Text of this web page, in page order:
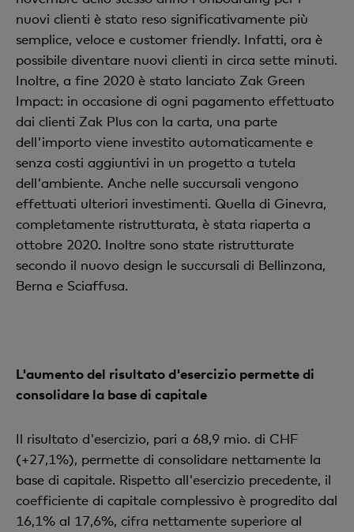
nuovi clienti è stato reso significativamente più
semplice, veloce e customer friendly. Infatti, ora è
possibile diventare nuovi clienti in circa sette minuti.
Inoltre, a fine 2020 è stato lanciato Zak Green
Impact: in occasione di ogni pagamento effettuato
dai clienti Zak Plus con la carta, una parte
dell'importo viene investito automaticamente e
senza costi aggiuntivi in un progetto a tutela
dell'ambiente. Anche nelle succursali vengono
effettuati ulteriori investimenti. Quella di Ginevra,
completamente ristrutturata, è stata riaperta a
ottobre 2020. Inoltre sono state ristrutturate
secondo il nuovo design le succursali di Bellinzona,
Berna e Sciaffusa.
L'aumento del risultato d'esercizio permette di
consolidare la base di capitale
Il risultato d'esercizio, pari a 68,9 mio. di CHF
(+27,1%), permette di consolidare nettamente la
base di capitale. Rispetto all'esercizio precedente, il
coefficiente di capitale complessivo è progredito dal
16,1% al 17,6%, cifra nettamente superiore al